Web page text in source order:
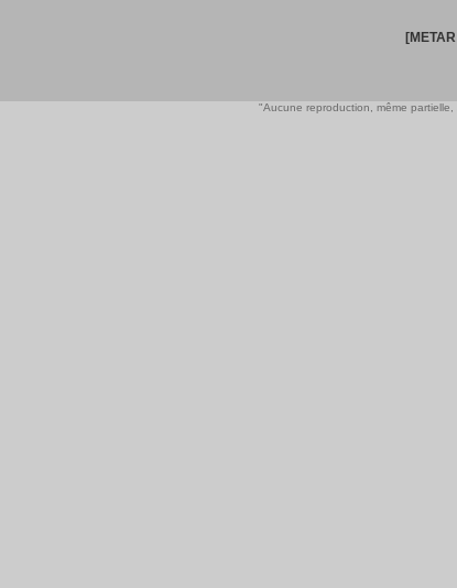
"Aucune reproduction, même